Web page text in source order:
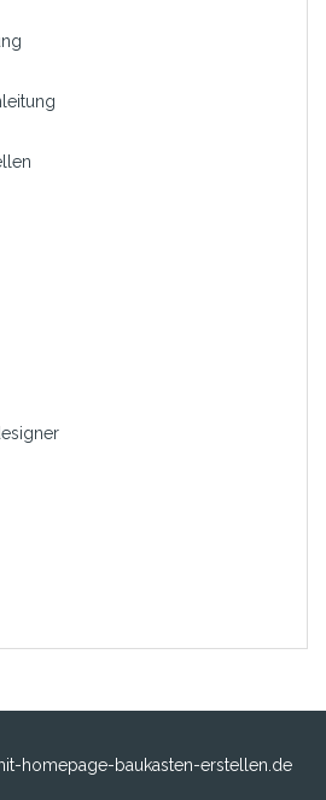
homepage-baukasten-erstellen.de